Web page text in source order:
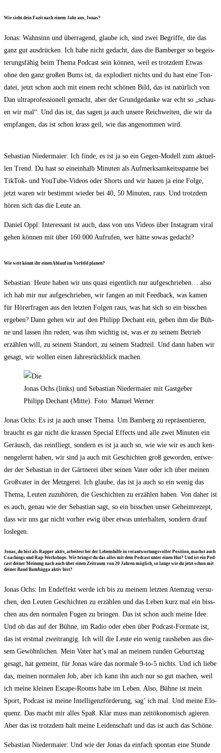
Wie sieht dein Fazit nach einem Jahr aus, Jonas?
Jonas: Wahn­sinn und über­ra­gend, glau­be ich, sind zwei Begrif­fe, die das
ganz gut aus­drü­cken. Ich habe nicht gedacht, dass die Bam­ber­ger so begeis­
te­rungs­fä­hig beim The­ma Pod­cast sein kön­nen, weil es trotz­dem Etwas
ohne den ganz gro­ßen Bums ist, da explo­diert nichts und du hast eine Ton­
da­tei, jetzt schon auch mit einem recht schö­nen Bild, das ist natür­lich von
Dan ultra­pro­fes­sio­nell gemacht, aber der Grund­ge­dan­ke war echt so „schau­
en wir mal“. Und das ist, das sagen ja auch unse­re Reich­wei­ten, die wir da
emp­fan­gen, das ist schon krass geil, wie das ange­nom­men wird.
Sebas­ti­an Nie­der­mai­er: Ich fin­de, es ist ja so ein Gegen-Modell zum aktu­el­
len Trend. Du hast so ein­ein­halb Minu­ten als Auf­merk­sam­keits­span­ne bei
Tik­Tok- und You­Tube-Vide­os oder Shorts und wir hau­en ja eine Fol­ge,
jetzt waren wir bestimmt wie­der bei 40, 50 Minu­ten, raus. Und trotz­dem
hören sich das die Leu­te an.
Dani­el Oppl: Inter­es­sant ist auch, dass von uns Vide­os über Insta­gram viral
gehen kön­nen mit über 160.000 Auf­ru­fen, wer hät­te sowas gedacht?
Wie weit könnt ihr einen Ablauf im Vor­feld planen?
Sebas­ti­an: Heu­te haben wir uns qua­si eigent­lich nur auf­ge­schrie­ben… also
ich hab mir nur auf­ge­schrie­ben, wir fan­gen an mit Feed­back, was kamen
für Hörer­fra­gen aus den letz­ten Fol­gen raus, was hat sich so ein biss­chen
erge­ben? Dann gehen wir auf den Phil­ipp Dechant ein, geben ihm die Büh­
ne und las­sen ihn reden, was ihm wich­tig ist, was er zu sei­nem Betrieb
erzäh­len will, zu sei­nem Stand­ort, zu sei­nem Stadt­teil. Und dann haben wir
gesagt, wir wol­len einen Jah­res­rück­blick machen.
Jonas Ochs (links) und Sebas­ti­an Nie­der­mai­er mit Gast­ge­ber
Phil­ipp Dechant (Mit­te). Foto: Manu­el Werner
Jonas Ochs: Es ist ja auch unser The­ma. Um Bam­berg zu reprä­sen­tie­ren,
braucht es gar nicht die kras­sen Spe­cial Effects und alle zwei Minu­ten ein
Geräusch, das rein­fliegt, son­dern es ist ja auch so, wie wie wir es auch ken­
nen­ge­lernt haben, wir sind ja auch mit Geschich­ten groß gewor­den, ent­we­
der der Sebas­ti­an in der Gärt­ne­rei über sei­nen Vater oder ich über mei­nen
Groß­va­ter in der Metz­ge­rei. Ich glau­be, das ist ja auch so ein wenig das
The­ma, Leu­ten zuzu­hö­ren, die Geschich­ten zu erzäh­len haben. Von daher ist
es auch, genau wie der Sebas­ti­an sagt, so ein biss­chen unser Geheim­re­zept,
dass wir uns gar nicht vor­her ewig über etwas unter­hal­ten, son­dern drauf
loslegen.
Jonas, du bist als Rap­per aktiv, arbei­test bei der Lebens­hil­fe in ver­ant­wor­tungs­vol­ler Posi­ti­on, machst auch
Coa­chings und Rap-Work­shops. Wie bringst du das alles mit dem Pod­cast unter einen Hut? Und ist ein Pod­
cast dei­ner Mei­nung nach auch über einen Zeit­raum von 20 Jah­ren mög­lich, so lan­ge wie du jetzt schon mit
dei­ner Band Bam­bäg­ga aktiv bist?
Jonas Ochs: Im End­ef­fekt wer­de ich bis zu mei­nem letz­ten Atem­zug ver­su­
chen, den Leu­ten Geschich­ten zu erzäh­len und das Leben kurz mal ein biss­
chen aus den nor­ma­len Fugen zu brin­gen. Das ist schon auch mei­ne Idee.
Und ob das auf der Büh­ne, im Radio oder eben über Pod­cast-For­ma­te ist,
das ist erst­mal zweit­ran­gig. Ich will die Leu­te ein wenig raus­he­ben aus die­
sem Gewöhn­li­chen. Mein Vater hat’s mal an mei­nem run­den Geburts­tag
gesagt, hat gemeint, für Jonas wäre das nor­ma­le 9‑to‑5 nichts. Und ich lie­be
das, mei­nen nor­ma­len Job, aber ich kann ihn auch nur so gut machen, weil
ich mei­ne klei­nen Escape-Rooms habe im Leben. Also, Büh­ne ist mein
Sport, Pod­cast ist mei­ne Intel­li­genz­för­de­rung, sag’ ich mal. Und mei­ne Elo­
quenz. Das macht mir alles Spaß. Klar muss man zeit­öko­no­misch agie­ren.
Aber das ist trotz­dem halt mei­ne Lei­den­schaft und das ist auch das Schöne.
Sebas­ti­an Nie­der­mai­er: Und wie der Jonas da ein­fach spon­tan eine Stun­de